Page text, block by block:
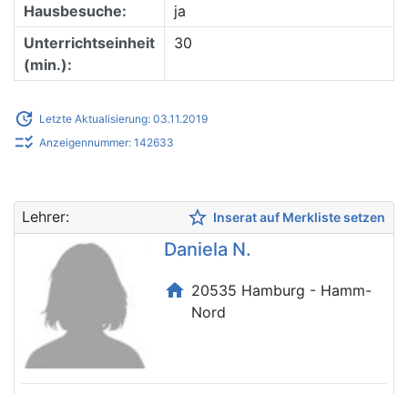
Hausbesuche:
ja
Unterrichtseinheit
(min.):
30
update Letzte Aktualisierung: 03.11.2019
checklist_rtl Anzeigennummer: 142633
Lehrer: star_border Inserat auf Merkliste setzen
Daniela N.
home 20535 Hamburg - Hamm-
Nord